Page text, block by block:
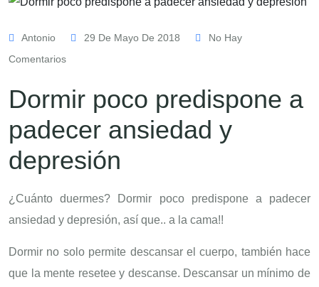
Antonio 29 De Mayo De 2018
No Hay
Comentarios
Dormir poco predispone a
padecer ansiedad y
depresión
¿Cuánto duermes? Dormir poco predispone a padecer
ansiedad y depresión, así que.. a la cama!!
Dormir no solo permite descansar el cuerpo, también hace
que la mente resetee y descanse. Descansar un mínimo de